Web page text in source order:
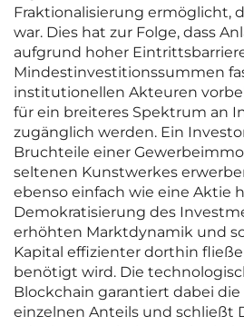
Fraktionalisierung ermöglicht,
war. Dies hat zur Folge, dass
aufgrund hoher
Mindestinvestitionssummen
institutionellen Akteuren
für ein breiteres Spektrum an
zugänglich werden. Ein
Bruchteile einer
seltenen Kunstwerkes
ebenso einfach wie eine Aktie
Demokratisierung des
erhöhten Marktdynamik und
Kapital effizienter dorthin
benötigt wird. Die
Blockchain garantiert dabei
einzelnen Anteils und schließt